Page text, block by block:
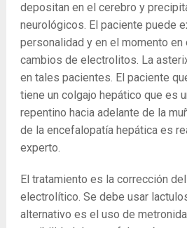
depositan en el cerebro y
neurológicos. El paciente puede
personalidad y en el momento en
cambios de electrolitos. La
en tales pacientes. El paciente
tiene un colgajo hepático que es
repentino hacia adelante de la
de la encefalopatía hepática es
experto.
El tratamiento es la corrección
electrolítico. Se debe usar
alternativo es el uso de